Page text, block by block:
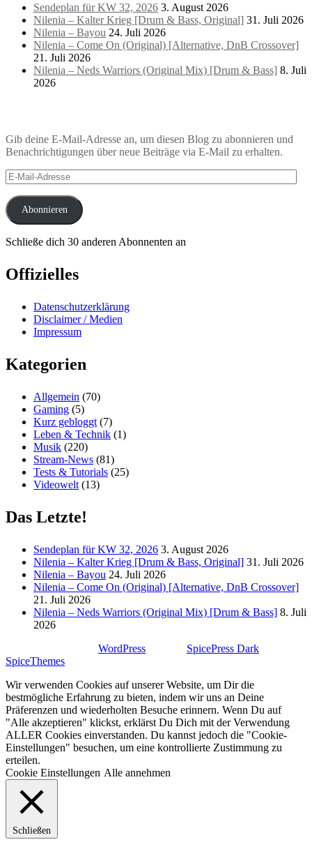
Sendeplan für KW 32, 2026 3. August 2026
Nilenia – Kalter Krieg [Drum & Bass, Original] 31. Juli 2026
Nilenia – Bayou 24. Juli 2026
Nilenia – Come On (Original) [Alternative, DnB Crossover]
21. Juli 2026
Nilenia – Neds Warriors (Original Mix) [Drum & Bass] 8. Juli
2026
Gib deine E-Mail-Adresse an, um diesen Blog zu abonnieren und
Benachrichtigungen über neue Beiträge via E-Mail zu erhalten.
E-
Mail-
Adresse
Abonnieren
Schließe dich 30 anderen Abonnenten an
Offizielles
Datenschutzerklärung
Disclaimer / Medien
Impressum
Kategorien
Allgemein (70)
Gaming (5)
Kurz gebloggt (7)
Leben & Technik (1)
Musik (220)
Stream-News (81)
Tests & Tutorials (25)
Videowelt (13)
Das Letzte!
Sendeplan für KW 32, 2026 3. August 2026
Nilenia – Kalter Krieg [Drum & Bass, Original] 31. Juli 2026
Nilenia – Bayou 24. Juli 2026
Nilenia – Come On (Original) [Alternative, DnB Crossover]
21. Juli 2026
Nilenia – Neds Warriors (Original Mix) [Drum & Bass] 8. Juli
2026
WordPress SpicePress Dark
SpiceThemes
Wir verwenden Cookies auf unserer Website, um Dir die
bestmögliche Erfahrung zu bieten, indem wir uns an Deine
Präferenzen und wiederholten Besuche erinnern. Wenn Du auf
"Alle akzeptieren" klickst, erklärst Du Dich mit der Verwendung
ALLER Cookies einverstanden. Du kannst jedoch die "Cookie-
Einstellungen" besuchen, um eine kontrollierte Zustimmung zu
erteilen.
Cookie Einstellungen Alle annehmen
Schließen